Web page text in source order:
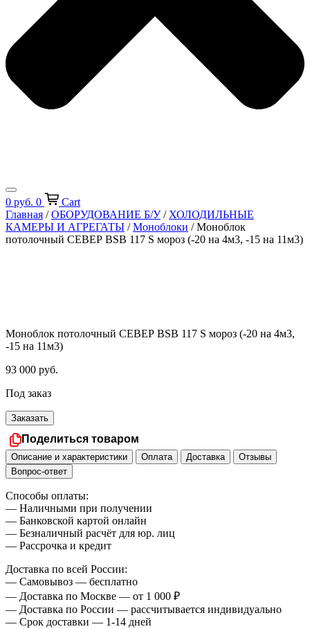
0 руб. 0
Cart
Главная /ОБОРУДОВАНИЕ Б/У/ ХОЛОДИЛЬНЫЕ
КАМЕРЫ И АГРЕГАТЫ /Моноблоки / Моноблок
потолочный СЕВЕР BSB 117 S мороз (-20 на 4м3, -15 на 11м3)
Моноблок потолочный СЕВЕР BSB 117 S мороз (-20 на 4м3,
-15 на 11м3)
93 000 руб.
Под заказ
Заказать
Поделиться товаром
Описание и характеристики Оплата Доставка
Отзывы
Вопрос-ответ
Способы оплаты:
— Наличными при получении
— Банковской картой онлайн
— Безналичный расчёт для юр. лиц
— Рассрочка и кредит
Доставка по всей России:
— Самовывоз — бесплатно
— Доставка по Москве — от 1 000 ₽
— Доставка по России — рассчитывается индивидуально
— Срок доставки — 1-14 дней